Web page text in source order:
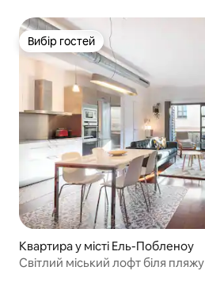
Вибір гостей
Вибір гостей
Квартира у місті Ель-Побленоу
Світлий міський лофт біля пляжу